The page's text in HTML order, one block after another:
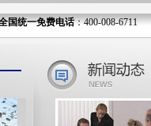
国统一免费电话：400-008-
风选中药粉碎机